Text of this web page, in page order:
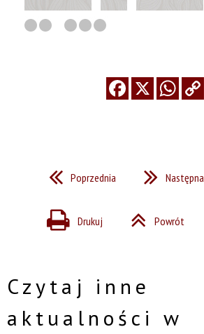
Poprzednia Następna
Drukuj Powrót
Czytaj inne
aktualności w